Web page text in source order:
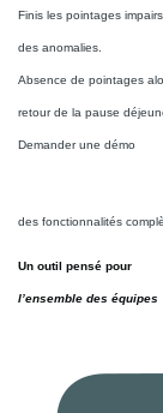
Finis les pointages
des anomalies.
Absence de pointages
retour de la pause
Demander une démo
des fonctionnalités
Un outil pensé pour
l’ensemble des équipes